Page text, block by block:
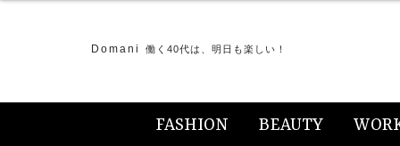
Domani 働く40代は、明日も楽しい！
FASHION BEAUTY